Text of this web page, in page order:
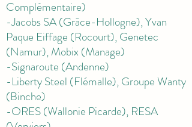
Complémentaire)
-Jacobs SA (Grâce-Hollogne),Yvan
Paque Eiffage (Rocourt),Genetec
(Namur),Mobix (Manage)
-Signaroute (Andenne)
-Liberty Steel (Flémalle),Groupe Wanty
(Binche)
-ORES (Wallonie Picarde), RESA